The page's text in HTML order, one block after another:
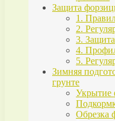
Защита
1.
2.
3.
4.
5.
Зимняя
грунте
Укрытие
Обрезка